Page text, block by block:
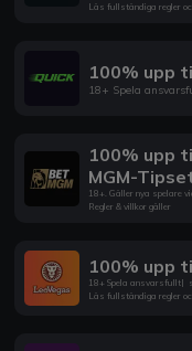
Läs fullständiga regler
100% upp
18+ Spela
100% upp
MGM-
18+. Gäller nya spelare
Regler & villkor gäller
100% upp
18+ Spela ansvarsfullt|
Läs fullständiga regler